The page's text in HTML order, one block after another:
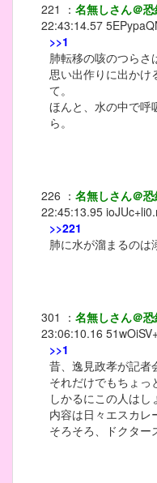
221 ： 名無しさん＠
22:43:14.57
>>1
肺転移の咳のつらさ
思い出作りに出かけ
て。
ほんと、水の中で呼
ら。
226 ： 名無しさん＠
22:45:13.95
>>221
肺に水が溜まるのは
301 ： 名無しさん＠
23:06:10.16
>>1
昔、逸見政孝が記者
それだけでもちょっ
しかるにこの人は
内容は日々エスカレ
そろそろ、ドクター